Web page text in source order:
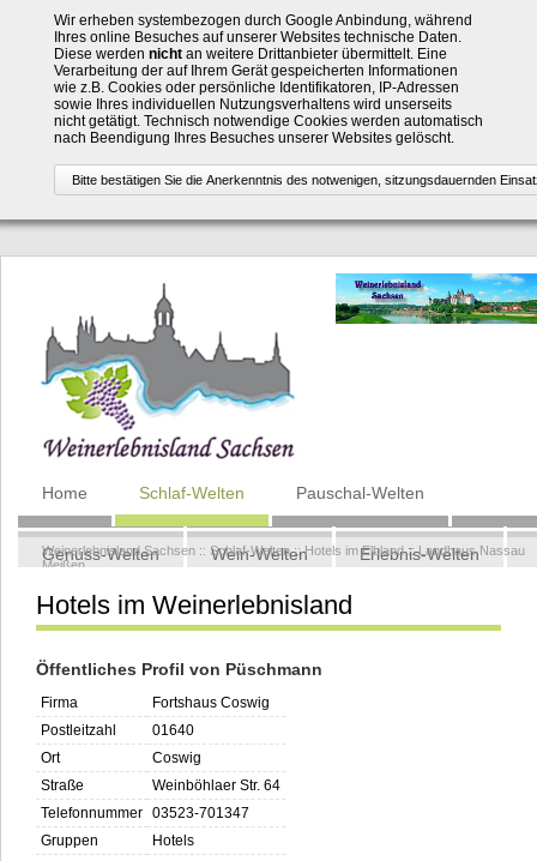
Wir erheben systembezogen durch Google Anbindung, während
Ihres online Besuches auf unserer Websites technische Daten.
Diese werden nichtan weitere Drittanbieter übermittelt. Eine
Verarbeitung der auf Ihrem Gerät gespeicherten Informationen
wie z.B. Cookies oder persönliche Identifikatoren, IP-Adressen
sowie Ihres individuellen Nutzungsverhaltens wird unserseits
nicht getätigt. Technisch notwendige Cookies werden automatisch
nach Beendigung Ihres Besuches unserer Websites gelöscht.
Navigation
überspringen
Home Schlaf-Welten Pauschal-Welten
Genuss-Welten Wein-Welten Erlebnis-Welten
Kontakt
Weinerlebnisland Sachsen :: Schlaf-Welten::Hotels im Elbland::Landhaus Nassau
Meißen
Hotels im Weinerlebnisland
Öffentliches Profil von Püschmann
Firma
Fortshaus Coswig
Postleitzahl
01640
Ort
Coswig
Straße
Weinböhlaer Str. 64
Telefonnummer 03523-701347
Gruppen
Hotels